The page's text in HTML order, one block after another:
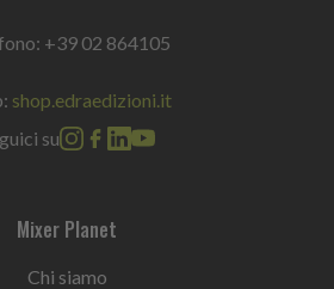
+39 02 864105
shop.edraedizioni.it
su
Mixer Planet
Chi siamo